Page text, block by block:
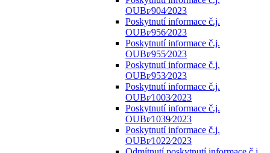
OUBr⁄904⁄2023
Poskytnutí informace č.j.
OUBr⁄956⁄2023
Poskytnutí informace č.j.
OUBr⁄955⁄2023
Poskytnutí informace č.j.
OUBr⁄953⁄2023
Poskytnutí informace č.j.
OUBr⁄1003⁄2023
Poskytnutí informace č.j.
OUBr⁄1039⁄2023
Poskytnutí informace č.j.
OUBr⁄1022⁄2023